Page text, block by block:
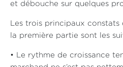
et débouche sur quelques
Les trois principaux
la première partie sont les
• Le rythme de croissance